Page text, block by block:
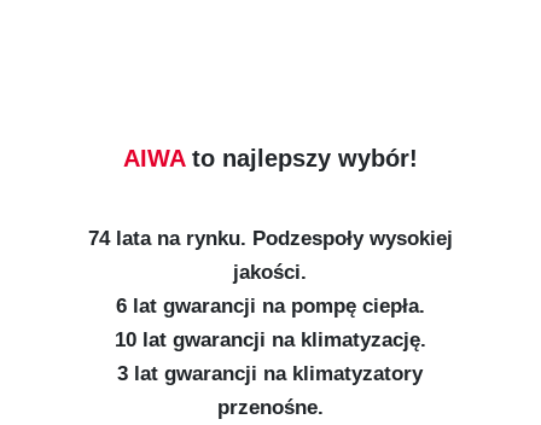
AIWAto najlepszy wybór!
74 lata na rynku. Podzespoły wysokiej
jakości.
6 lat gwarancji na pompę ciepła.
10 lat gwarancji na klimatyzację.
3 lat gwarancji na klimatyzatory
przenośne.